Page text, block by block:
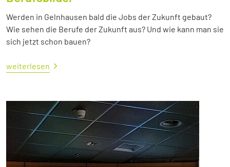
Werden in Gelnhausen bald die Jobs der Zukunft gebaut?
Wie sehen die Berufe der Zukunft aus? Und wie kann man sie
sich jetzt schon bauen?
weiterlesen